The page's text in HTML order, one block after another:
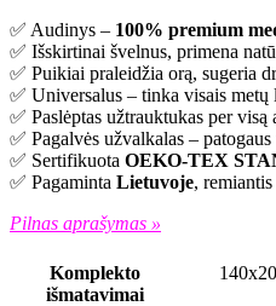
✅ Audinys – 100% premium
✅ Išskirtinai švelnus, primena
✅ Puikiai praleidžia orą, sugeria
✅ Universalus – tinka visais metų
✅ Paslėptas užtrauktukas per visą
✅ Pagalvės užvalkalas –
✅ Sertifikuota OEKO-TEX
✅ Pagaminta Lietuvoje,
Pilnas aprašymas »
Komplekto
išmatavimai